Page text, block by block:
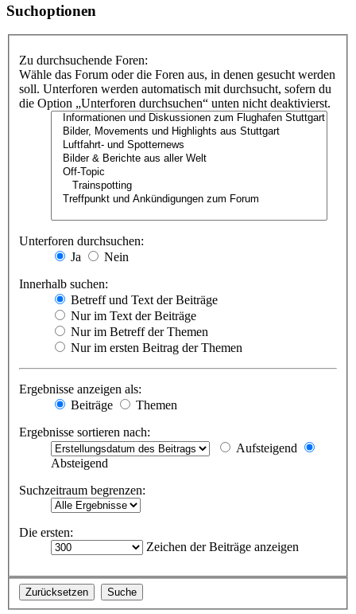
Suchoptionen
Zu durchsuchende Foren:
Wähle das Forum oder die Foren aus, in denen gesucht werden
soll. Unterforen werden automatisch mit durchsucht, sofern du
die Option „Unterforen durchsuchen“ unten nicht deaktivierst.
Unterforen durchsuchen:
Ja
Nein
Innerhalb suchen:
Betreff und Text der Beiträge
Nur im Text der Beiträge
Nur im Betreff der Themen
Nur im ersten Beitrag der Themen
Ergebnisse anzeigen als:
Beiträge
Themen
Ergebnisse sortieren nach:
Aufsteigend
Absteigend
Suchzeitraum begrenzen:
Die ersten:
Zeichen der Beiträge anzeigen